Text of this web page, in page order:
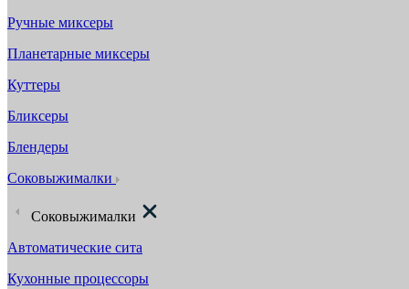
Ручные миксеры
Планетарные миксеры
Куттеры
Бликсеры
Блендеры
Соковыжималки
Соковыжималки
Автоматические сита
Кухонные процессоры